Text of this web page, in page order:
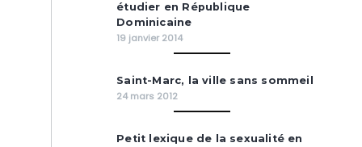
étudier en République
Dominicaine
19 janvier 2014
Saint-Marc, la ville sans sommeil
24 mars 2012
Petit lexique de la sexualité en